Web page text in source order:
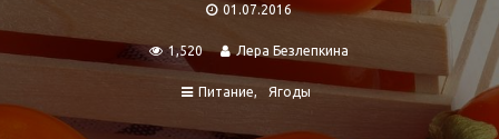
01.07.2016
1,520 Лера Безлепкина
Питание Ягоды